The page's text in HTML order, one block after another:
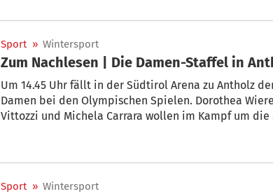
Sport » Wintersport
Zum Nachlesen | Die Damen-Staffel in
Um 14.45 Uhr fällt in der Südtirol Arena zu Antholz
Damen bei den Olympischen Spielen. Dorothea
Vittozzi und Michela Carrara wollen im Kampf um
Sport » Wintersport